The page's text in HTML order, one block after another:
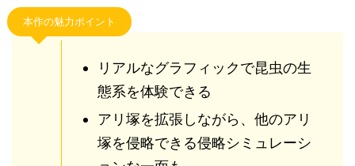
本作の魅力ポイント
リアルなグラフィックで昆虫の生
態系を体験できる
アリ塚を拡張しながら、他のアリ
塚を侵略できる侵略シミュレーシ